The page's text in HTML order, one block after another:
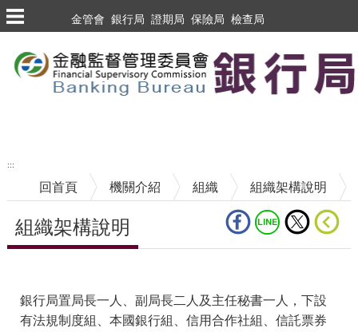
跳到主要內容區塊
金管會 銀行局 證期局 保險局 檢查局
:::
回首頁 機關介紹 組織 組織架構說明
組織架構說明
銀行局置局長一人、副局長二人及主任秘書一人，下設
有法規制度組、本國銀行組、信用合作社組、信託票券